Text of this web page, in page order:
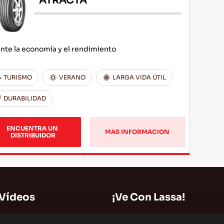
la economía y el rendimiento
TURISMO VERANO LARGA VIDA ÚTIL
DURABILIDAD
ENCUENTRA UN
DISTRIBUIDOR
MAS INFORMACION
¡Ve Con Lassa!